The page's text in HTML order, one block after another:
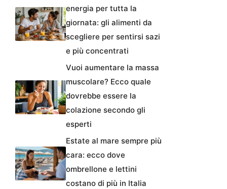
energia per tutta la
giornata: gli alimenti da
scegliere per sentirsi sazi
e più concentrati
Vuoi aumentare la massa
muscolare? Ecco quale
dovrebbe essere la
colazione secondo gli
esperti
Estate al mare sempre più
cara: ecco dove
ombrellone e lettini
costano di più in Italia